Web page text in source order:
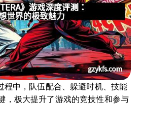
程中，队伍配合、躲避时机、技能
，极大提升了游戏的竞技性和参与